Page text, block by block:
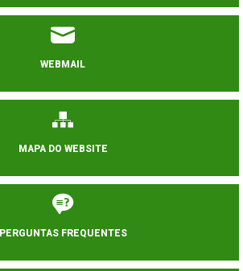
WEBMAIL
MAPA DO WEBSITE
PERGUNTAS FREQUENTES